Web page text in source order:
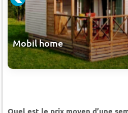
Mobil home
Quel est le prix moyen d’une